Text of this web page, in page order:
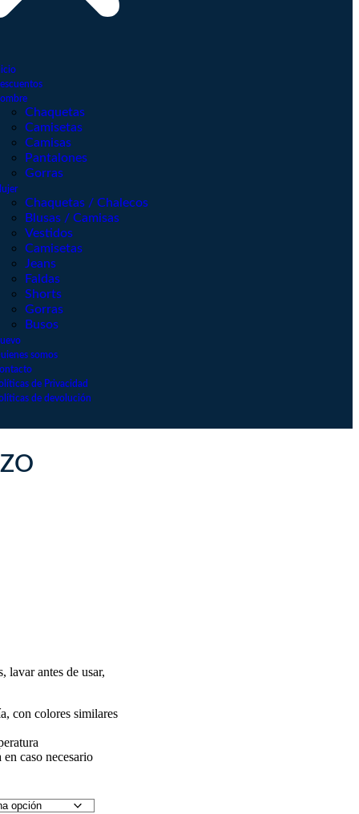
Chaquetas
Camisetas
Camisas
Pantalones
Gorras
Chaquetas / Chalecos
Blusas / Camisas
Vestidos
Camisetas
Jeans
Faldas
Shorts
Gorras
Busos
somos
de Privacidad
de devolución
lavar antes de usar,
con colores similares
caso necesario